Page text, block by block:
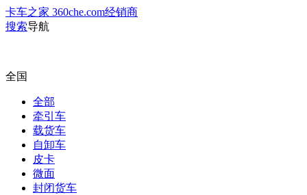
卡车之家 360che.com经销商
搜索导航
全国
全部
牵引车
载货车
自卸车
皮卡
微面
封闭货车